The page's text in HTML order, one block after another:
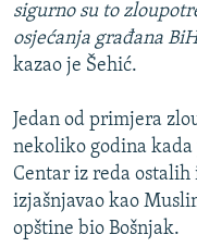
sigurno su to
osjećanja građana
kazao je Šehić.
Jedan od primjera
nekoliko godina kada
Centar iz reda ostalih
izjašnjavao kao
opštine bio Bošnjak.